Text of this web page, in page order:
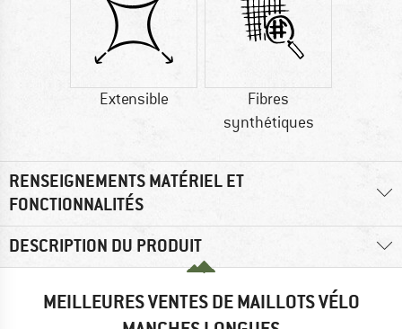
Extensible
Fibres
synthétiques
RENSEIGNEMENTS MATÉRIEL ET
FONCTIONNALITÉS
DESCRIPTION DU PRODUIT
MEILLEURES VENTES DE MAILLOTS VÉLO